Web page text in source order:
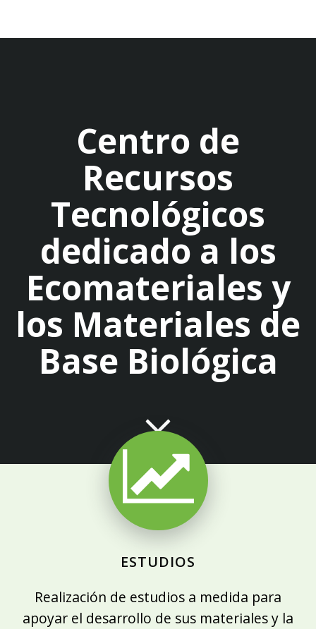
Centro de
Recursos
Tecnológicos
dedicado a los
Ecomateriales y
los Materiales de
Base Biológica
ESTUDIOS
Realización de estudios a medida para
apoyar el desarrollo de sus materiales y la